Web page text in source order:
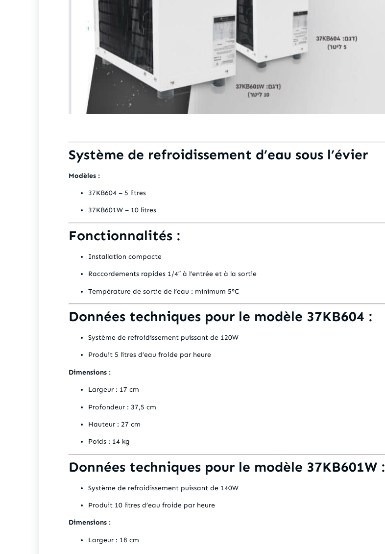
Système de refroidissement d’eau sous l’évier
Modèles :
37KB604 – 5 litres
37KB601W – 10 litres
Fonctionnalités :
Installation compacte
Raccordements rapides 1/4″ à l’entrée et à la sortie
Température de sortie de l’eau : minimum 5°C
Données techniques pour le modèle 37KB604 :
Système de refroidissement puissant de 120W
Produit 5 litres d’eau froide par heure
Dimensions :
Largeur : 17 cm
Profondeur : 37,5 cm
Hauteur : 27 cm
Poids : 14 kg
Données techniques pour le modèle 37KB601W :
Système de refroidissement puissant de 140W
Produit 10 litres d’eau froide par heure
Dimensions :
Largeur : 18 cm